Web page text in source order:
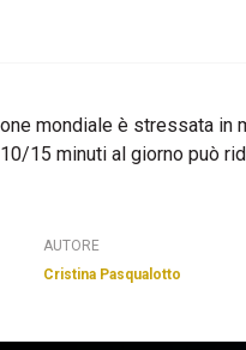
mondiale è stressata in
15 minuti al giorno può
AUTORE
Cristina Pasqualotto